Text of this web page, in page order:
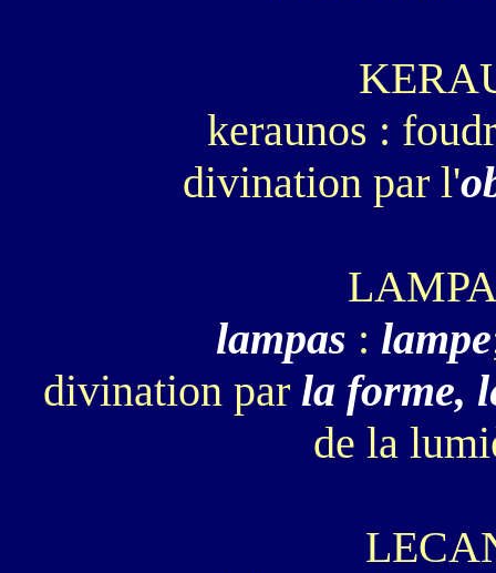
keraunos :
divination par l'
lampas : lampe
divination par la forme,
de la